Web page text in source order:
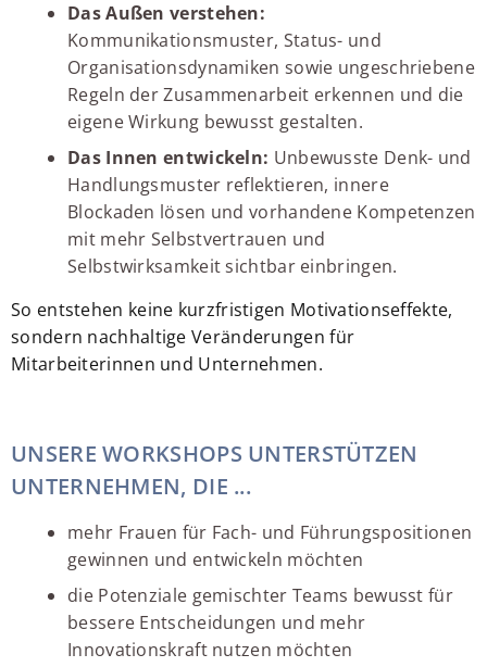
Das Außen verstehen:
Kommunikationsmuster, Status- und
Organisationsdynamiken sowie ungeschriebene
Regeln der Zusammenarbeit erkennen und die
eigene Wirkung bewusst gestalten.
Das Innen entwickeln: Unbewusste Denk- und
Handlungsmuster reflektieren, innere
Blockaden lösen und vorhandene Kompetenzen
mit mehr Selbstvertrauen und
Selbstwirksamkeit sichtbar einbringen.
So entstehen keine kurzfristigen Motivationseffekte,
sondern nachhaltige Veränderungen für
Mitarbeiterinnen und Unternehmen.
UNSERE WORKSHOPS UNTERSTÜTZEN
UNTERNEHMEN, DIE ...
mehr Frauen für Fach- und Führungspositionen
gewinnen und entwickeln möchten
die Potenziale gemischter Teams bewusst für
bessere Entscheidungen und mehr
Innovationskraft nutzen möchten